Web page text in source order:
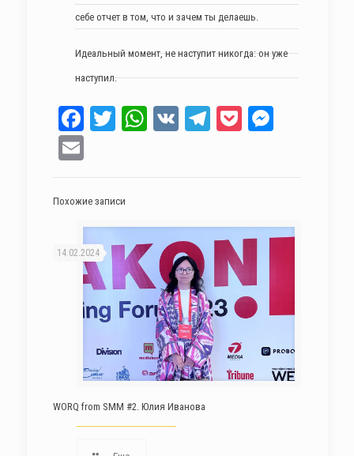
себе отчет в том, что и зачем ты делаешь.
Идеальный момент, не наступит никогда: он уже
наступил.
Facebook
TwitterWhatsApp
VK Telegram
Pocket
Похожие записи
14.02.2024
WORQ from SMM #2. Юлия Иванова